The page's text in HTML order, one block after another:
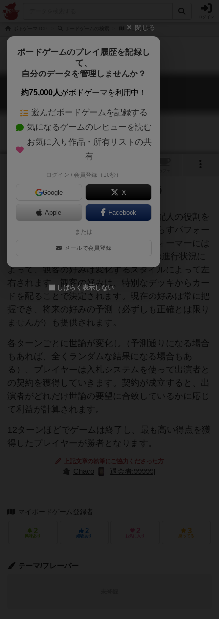
ショウビズ
ショウビズ
Showbiz
上手に劇場を経営していきましょう
このゲームでは、プレイヤーは劇場支配人の役割を
担い、観客から最も多くの収益をもたらすパフォー
マーを雇わなければなりません。パフォーマーには
6つの異なるスタイルがあり、ゲームの進行状況に
よって、観客の好みは変化するスタイルによって左
右されます。観客の好みは、特別なデッキからカー
ドを配ることで決定されます。現在の好みは常に把
握でき、将来の好みの予測（必ずしも正確とは限り
ませんが）も提供されます。
各ターンごとに世論が変化し（予測通りになる場合
もあれば、全くランダムな結果になる場合もあ
る）、プレイヤーは入札システムを使って出演者と
の契約を獲得していきます。契約が成立すると、出
演者がどれだけ世論の要望に合致しているかに応じ
て利益が計算されます。
12ターンほどでゲームは終了し、最も高い得点を獲
得したプレイヤーが勝者となります。
上記文章の執筆にご協力くださった方
Chaco [退会者:99999]
マイボードゲーム登録者
2
興味あり
2
経験あり
2
お気に入り
3
持ってる
テーマ/フレーバー
閉じる
ボードゲームのプレイ履歴を記録し
て、
自分のデータを管理しませんか？
約75,000人がボドゲーマを利用中！
遊んだボードゲームを記録する
気になるゲームのレビューを読む
お気に入り作品・所有リストの共
有
ログイン / 会員登録（10秒）
Google X
Apple Facebook
または
メールで会員登録
しばらく表示しない